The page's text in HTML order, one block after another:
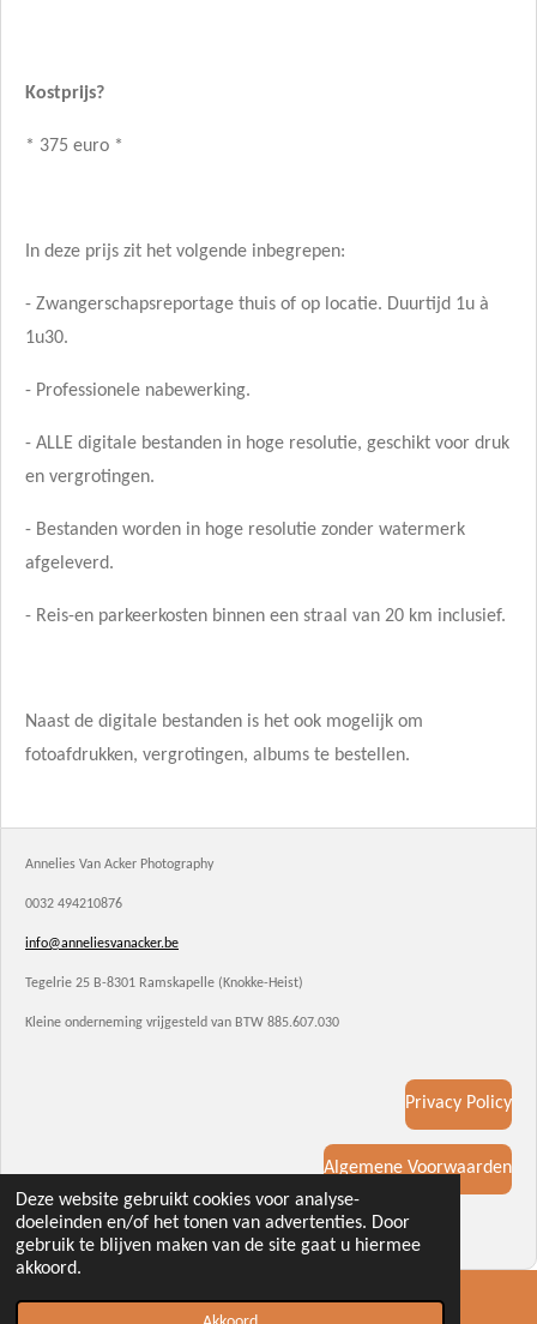
Deze website gebruikt cookies voor analyse-
doeleinden en/of het tonen van advertenties. Door
gebruik te blijven maken van de site gaat u hiermee
akkoord.
Kostprijs?
* 375 euro *
In deze prijs zit het volgende inbegrepen:
- Zwangerschapsreportage thuis of op locatie. Duurtijd 1u à
1u30.
- Professionele nabewerking.
- ALLE digitale bestanden in hoge resolutie, geschikt voor druk
en vergrotingen.
- Bestanden worden in hoge resolutie zonder watermerk
afgeleverd.
- Reis-en parkeerkosten binnen een straal van 20 km inclusief.
Naast de digitale bestanden is het ook mogelijk om
fotoafdrukken, vergrotingen, albums te bestellen.
Annelies Van Acker Photography
0032 494210876
info@anneliesvanacker.be
Tegelrie 25 B-8301 Ramskapelle (Knokke-Heist)
Kleine onderneming vrijgesteld van BTW 885.607.030
Privacy Policy
Algemene Voorwaarden
© 2021 - 2026 Annelies Van Acker Photography
Powered byJouwWeb